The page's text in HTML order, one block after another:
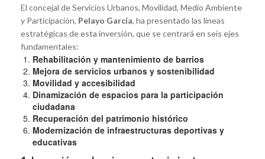
El concejal de Servicios Urbanos, Movilidad, Medio Ambiente
y Participación, Pelayo García, ha presentado las líneas
estratégicas de esta inversión, que se centrará en seis ejes
fundamentales:
Rehabilitación y mantenimiento de barrios
Mejora de servicios urbanos y sostenibilidad
Movilidad y accesibilidad
Dinamización de espacios para la participación
ciudadana
Recuperación del patrimonio histórico
Modernización de infraestructuras deportivas y
educativas